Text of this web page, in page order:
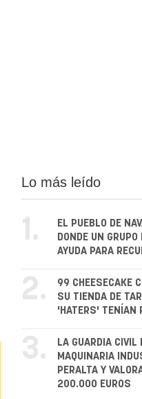
Lo más leído
1.
EL PUEBLO DE
DONDE UN
AYUDA PARA
2.
99 CHEESECAKE
SU TIENDA DE
'HATERS' TENÍAN
3.
LA GUARDIA CIVIL
MAQUINARIA
PERALTA Y
200.000 EUROS